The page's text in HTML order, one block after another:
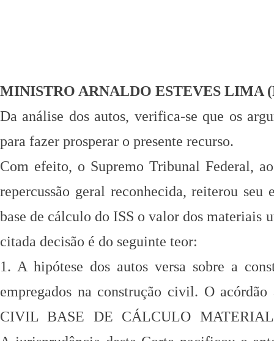
MINISTRO ARNALDO ESTEVES LIMA
Da análise dos autos, verifica-se que os
para fazer prosperar o presente recurso.
Com efeito, o Supremo Tribunal Federal,
repercussão geral reconhecida, reiterou
base de cálculo do ISS o valor dos materiais
citada decisão é do seguinte teor:
1. A hipótese dos autos versa sobre a
empregados na construção civil. O
CIVIL BASE DE CÁLCULO